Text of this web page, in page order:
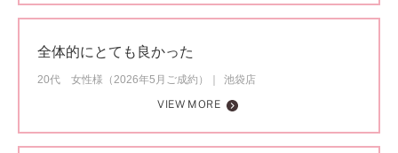
全体的にとても良かった
20代 女性様（2026年5月ご成約）
池袋店
VIEW MORE